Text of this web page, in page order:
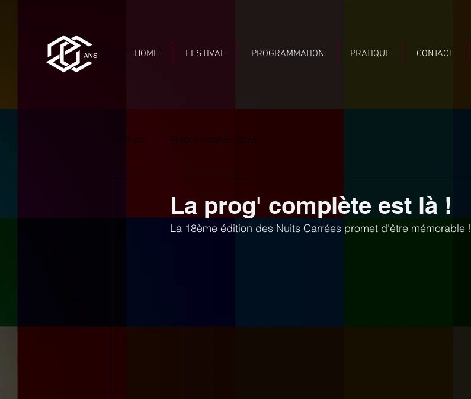
HOME FESTIVAL PROGRAMMATION PRATIQUE CONTACT
All Posts Programmation 2026
La prog' complète est là !
La 18ème édition des Nuits Carrées promet d'être mémorable !